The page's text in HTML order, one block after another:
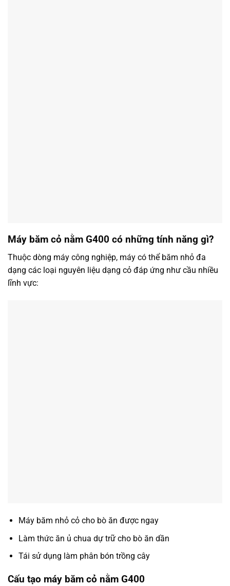
Máy băm cỏ nằm G400 có những tính năng gì?
Thuộc dòng máy công nghiệp, máy có thể băm nhỏ đa
dạng các loại nguyên liệu dạng cỏ đáp ứng như cầu nhiều
lĩnh vực:
Máy băm nhỏ cỏ cho bò ăn được ngay
Làm thức ăn ủ chua dự trữ cho bò ăn dần
Tái sử dụng làm phân bón trồng cây
Cấu tạo máy băm cỏ nằm G400